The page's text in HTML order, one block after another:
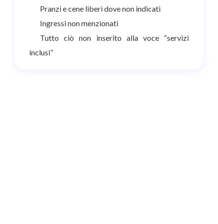
Pranzi e cene liberi dove non indicati
Ingressi non menzionati
Tutto ciò non inserito alla voce “servizi
inclusi”